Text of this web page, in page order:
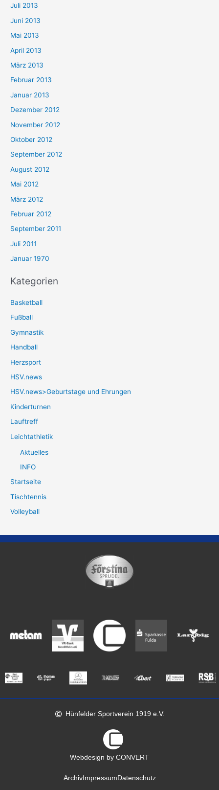
Juli 2013
Juni 2013
Mai 2013
April 2013
März 2013
Februar 2013
Januar 2013
Dezember 2012
November 2012
Oktober 2012
September 2012
August 2012
Mai 2012
März 2012
Februar 2012
September 2011
Juli 2011
Januar 1970
Kategorien
Basketball
Fußball
Gymnastik
Handball
Herzsport
HSV.news
HSV.news>Geburtstage und Ehrungen
Kinderturnen
Lauftreff
Leichtathletik
Aktuelles
INFO
Startseite
Tischtennis
Volleyball
Hünfelder Sportverein 1919 e.V.
Webdesign by CONVERT
ArchivImpressumDatenschutz